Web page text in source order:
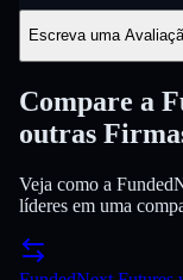
Escreva uma
Compare a
outras
Veja como a
líderes em uma